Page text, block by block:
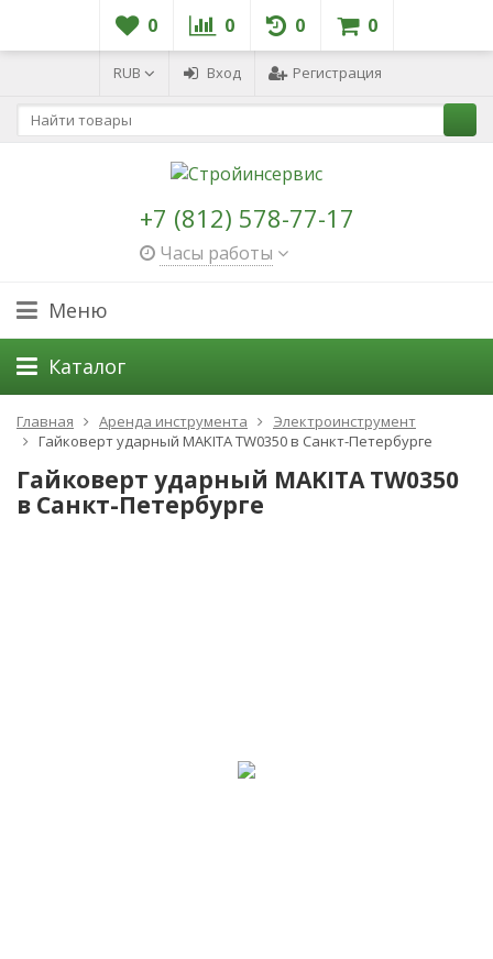
0 0 0 0
RUB Вход Регистрация
+7 (812) 578-77-17
Часы работы
Меню
Каталог
Главная Аренда инструмента
Электроинструмент
Гайковерт ударный MAKITA TW0350 в Санкт-Петербурге
Гайковерт ударный MAKITA TW0350
в Санкт-Петербурге